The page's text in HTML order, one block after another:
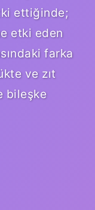
ettiğinde;
etki eden
farka
ve zıt
bileşke